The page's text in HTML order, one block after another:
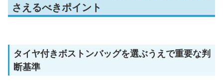
さえるべきポイント
タイヤ付きボストンバッグを選ぶうえで重要な判
断基準